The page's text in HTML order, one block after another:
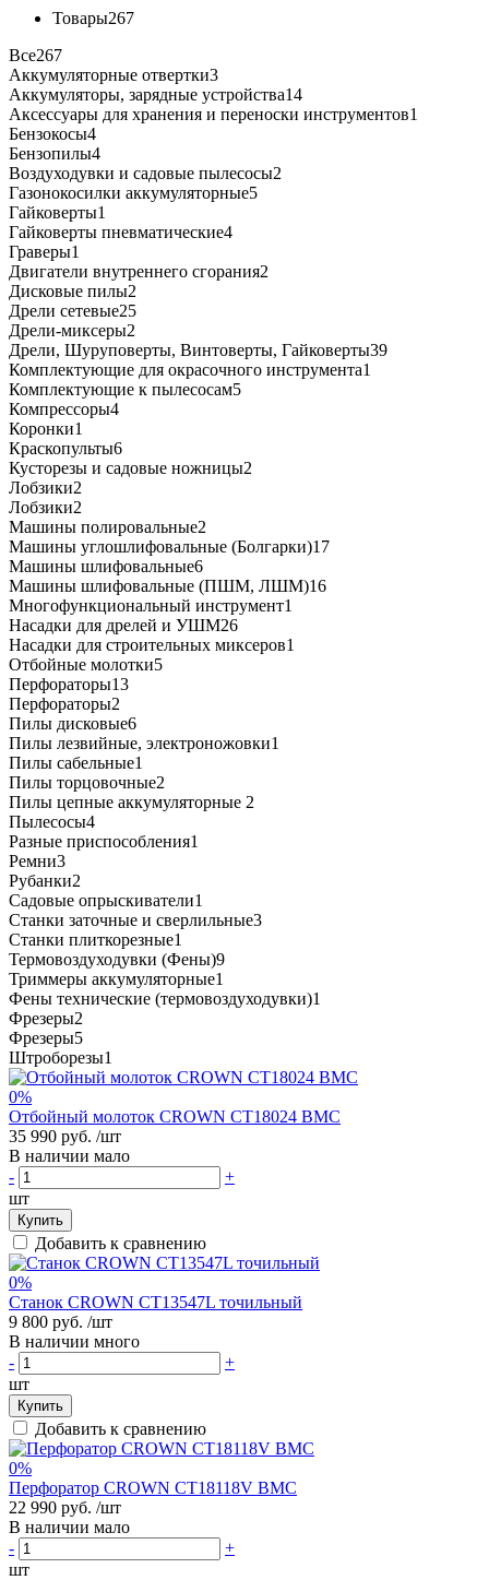
Товары267
Все267
Аккумуляторные отвертки3
Аккумуляторы, зарядные устройства14
Аксессуары для хранения и переноски инструментов1
Бензокосы4
Бензопилы4
Воздуходувки и садовые пылесосы2
Газонокосилки аккумуляторные5
Гайковерты1
Гайковерты пневматические4
Граверы1
Двигатели внутреннего сгорания2
Дисковые пилы2
Дрели сетевые25
Дрели-миксеры2
Дрели, Шуруповерты, Винтоверты, Гайковерты39
Комплектующие для окрасочного инструмента1
Комплектующие к пылесосам5
Компрессоры4
Коронки1
Краскопульты6
Кусторезы и садовые ножницы2
Лобзики2
Лобзики2
Машины полировальные2
Машины углошлифовальные (Болгарки)17
Машины шлифовальные6
Машины шлифовальные (ПШМ, ЛШМ)16
Многофункциональный инструмент1
Насадки для дрелей и УШМ26
Насадки для строительных миксеров1
Отбойные молотки5
Перфораторы13
Перфораторы2
Пилы дисковые6
Пилы лезвийные, электроножовки1
Пилы сабельные1
Пилы торцовочные2
Пилы цепные аккумуляторные 2
Пылесосы4
Разные приспособления1
Ремни3
Рубанки2
Садовые опрыскиватели1
Станки заточные и сверлильные3
Станки плиткорезные1
Термовоздуходувки (Фены)9
Триммеры аккумуляторные1
Фены технические (термовоздуходувки)1
Фрезеры2
Фрезеры5
Штроборезы1
0%
Отбойный молоток CROWN CT18024 BMC
35 990 руб. /шт
В наличии мало
-
+
шт
Купить
Добавить к сравнению
0%
Станок CROWN CT13547L точильный
9 800 руб. /шт
В наличии много
-
+
шт
Купить
Добавить к сравнению
0%
Перфоратор CROWN CT18118V BMC
22 990 руб. /шт
В наличии мало
-
+
шт